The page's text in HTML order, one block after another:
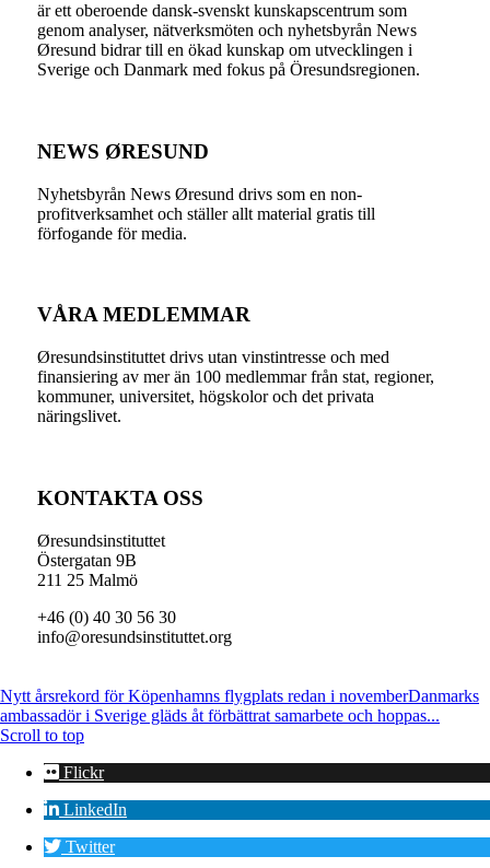
är ett oberoende dansk-svenskt kunskapscentrum som
genom analyser, nätverksmöten och nyhetsbyrån News
Øresund bidrar till en ökad kunskap om utvecklingen i
Sverige och Danmark med fokus på Öresundsregionen.
NEWS ØRESUND
Nyhetsbyrån News Øresund drivs som en non-
profitverksamhet och ställer allt material gratis till
förfogande för media.
VÅRA MEDLEMMAR
Øresundsinstituttet drivs utan vinst­intresse och med
finansiering av mer än 100 medlemmar från stat, regioner,
kommuner, universitet, högskolor och det privata
näringslivet.
KONTAKTA OSS
Øresundsinstituttet
Östergatan 9B
211 25 Malmö
+46 (0) 40 30 56 30
info@oresundsinstituttet.org
Nytt årsrekord för Köpenhamns flygplats redan i novemberDanmarks
ambassadör i Sverige gläds åt förbättrat samarbete och hoppas...
Scroll to top
Flickr
LinkedIn
Twitter